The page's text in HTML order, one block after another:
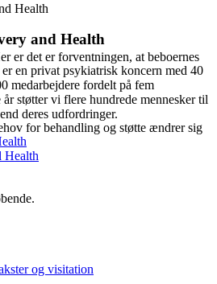
er det er forventningen, at beboernes
for behandling og støtte ændrer sig
og visitation
Health
and Health
en privat psykiatrisk koncern med 40
medarbejdere fordelt på fem
støtter vi flere hundrede mennesker til
deres udfordringer.
Health